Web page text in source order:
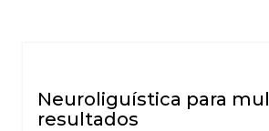
Neuroliguística para
resultados